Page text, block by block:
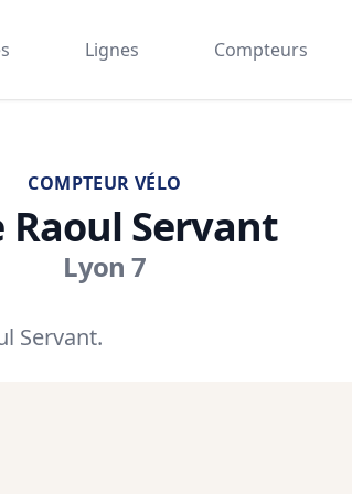
Lignes Compteurs
COMPTEUR VÉLO
Raoul Servant
Lyon 7
Servant.